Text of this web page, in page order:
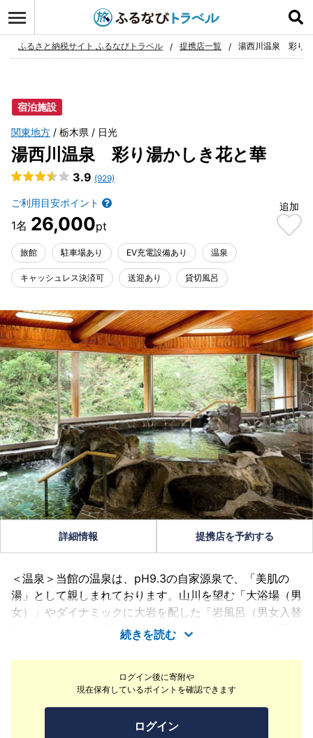
お気に入り
ふるさと納税サイト ふるなびトラベル 提携店一覧 湯西川温泉 彩り
宿泊施設
関東地方 栃木県 日光
湯西川温泉 彩り湯かしき花と華
3.9 (929)
ご利用目安ポイント
26,000
追加
旅館 駐車場あり EV充電設備あり 温泉
キャッシュレス決済可 送迎あり 貸切風呂
ログイン後に寄附や
現在保有しているポイントを確認できます
ログイン
詳細情報 提携店を予約する
＜温泉＞当館の温泉は、pH9.3の自家源泉で、「美肌の
湯」として親しまれております。山川を望む「大浴場（男
女）」やダイナミックに大岩を配した「岩風呂（男女入替
制）」、また木の香が優しい「檜風呂（男女）」や四季を
感じる「露天風呂（男女）」等、温泉三昧をお楽しみいた
だけます。＜平家山盛味噌造り道場＞当館は、「味噌造り
道場」を併設致しております。天然醸造 寒仕込み秘伝の
自家製味噌を手作り致しております。当館でのお食事にも
使用させていただいております。
続きを読む